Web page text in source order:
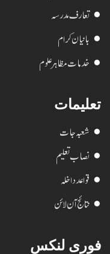
تعارف مدرسہ
بانیان کرام
خدمات مظاہر علوم
تعلیمات
شعبہ جات
نصاب تعلیم
قواعد داخلہ
نتائج آن لائن
فوری لنکس